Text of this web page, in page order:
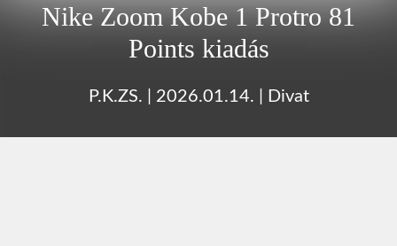
Nike Zoom Kobe 1 Protro 81
Points kiadás
P.K.ZS. 2026.01.14. Divat